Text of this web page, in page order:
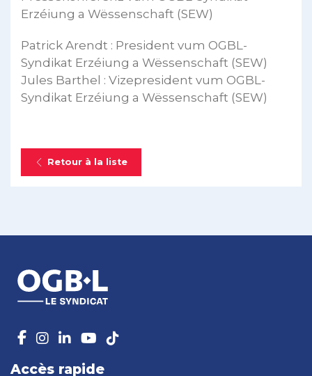
Erzéiung a Wëssenschaft (SEW)
Patrick Arendt : President vum OGBL-
Syndikat Erzéiung a Wëssenschaft (SEW)
Jules Barthel : Vizepresident vum OGBL-
Syndikat Erzéiung a Wëssenschaft (SEW)
Retour à la liste
Accès rapide